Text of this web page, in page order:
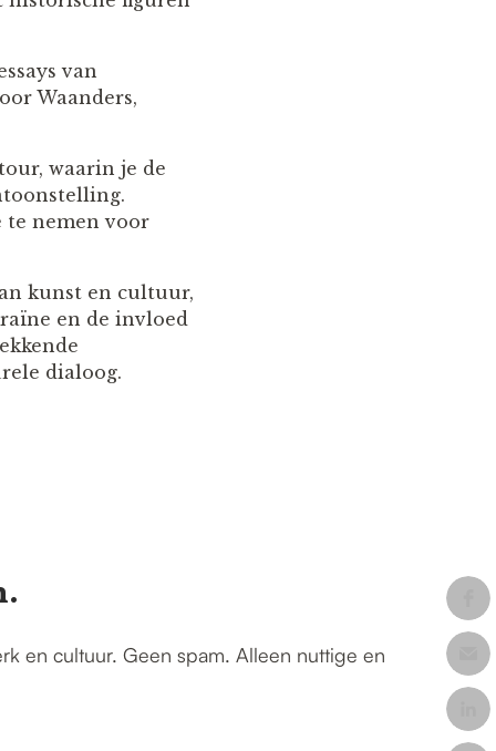
van
Waanders,
waarin je de
te nemen voor
kunst en cultuur,
en de invloed
dialoog​​.
en cultuur. Geen spam. Alleen nuttige en